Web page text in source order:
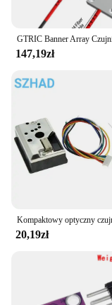
147,19zł
20,19zł